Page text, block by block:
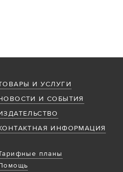
И УСЛУГИ
И СОБЫТИЯ
ИНФОРМАЦИЯ
планы